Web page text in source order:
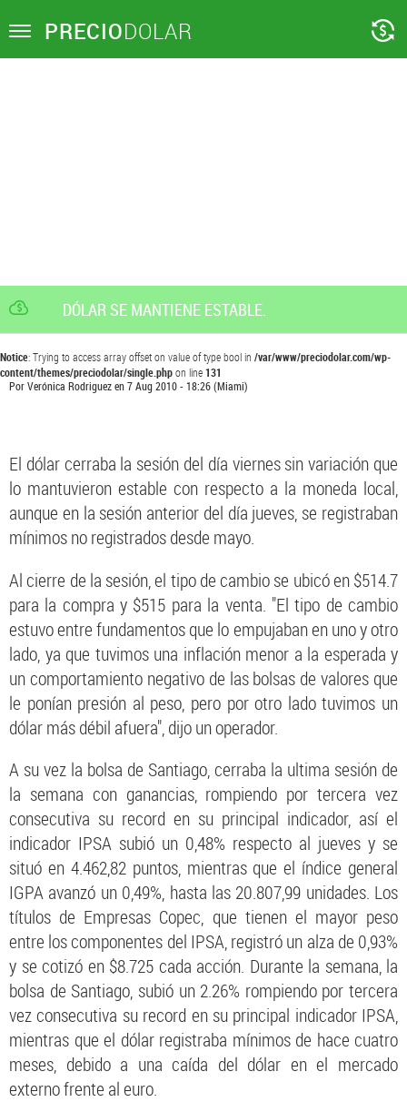
Toggle PRECIODOLAR
DÓLAR SE MANTIENE ESTABLE.
Notice: Trying to access array offset on value of type bool in /var/www/preciodolar.com/wp-
content/themes/preciodolar/single.phpon line131
PorVerónica Rodriguezen7 Aug 2010 - 18:26(Miami)
El dólar cerraba la sesión del día viernes sin variación que
lo mantuvieron estable con respecto a la moneda local,
aunque en la sesión anterior del día jueves, se registraban
mínimos no registrados desde mayo.
Al cierre de la sesión, el tipo de cambio se ubicó en $514.7
para la compra y $515 para la venta. "El tipo de cambio
estuvo entre fundamentos que lo empujaban en uno y otro
lado, ya que tuvimos una inflación menor a la esperada y
un comportamiento negativo de las bolsas de valores que
le ponían presión al peso, pero por otro lado tuvimos un
dólar más débil afuera", dijo un operador.
A su vez la bolsa de Santiago, cerraba la ultima sesión de
la semana con ganancias, rompiendo por tercera vez
consecutiva su record en su principal indicador, así el
indicador IPSA subió un 0,48% respecto al jueves y se
situó en 4.462,82 puntos, mientras que el índice general
IGPA avanzó un 0,49%, hasta las 20.807,99 unidades. Los
títulos de Empresas Copec, que tienen el mayor peso
entre los componentes del IPSA, registró un alza de 0,93%
y se cotizó en $8.725 cada acción. Durante la semana, la
bolsa de Santiago, subió un 2.26% rompiendo por tercera
vez consecutiva su record en su principal indicador IPSA,
mientras que el dólar registraba mínimos de hace cuatro
meses, debido a una caída del dólar en el mercado
externo frente al euro.